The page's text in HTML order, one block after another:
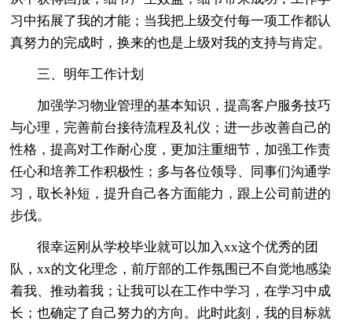
习中拓展了我的才能；当我把上级交付每一项工作都认
真努力的完成时，换来的也是上级对我的支持与肯定。
三、明年工作计划
加强学习物业管理的基本知识，提高客户服务技巧
与心理，完善前台接待流程及礼仪；进一步改善自己的
性格，提高对工作耐心度，更加注重细节，加强工作责
任心和培养工作积极性；多与各位领导、同事们沟通学
习，取长补短，提升自己各方面能力，跟上公司前进的
步伐。
很幸运刚从学校毕业就可以加入xx这个优秀的团
队，xx的文化理念，前厅部的工作氛围已不自觉地感染
着我、推动着我；让我可以在工作中学习，在学习中成
长；也确定了自己努力的方向。此时此刻，我的目标就